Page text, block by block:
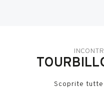
Scoprite